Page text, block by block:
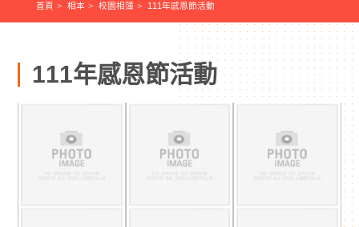
首頁 相本 校園相簿 111年感恩節活動
111年感恩節活動